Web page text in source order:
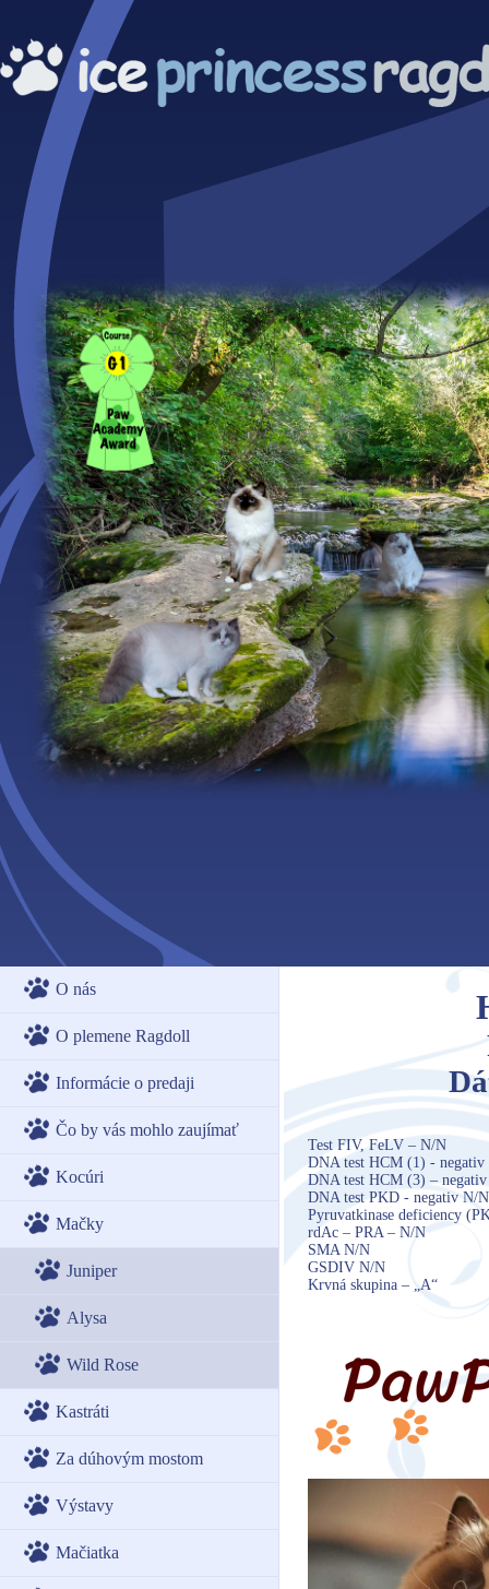
O nás
O plemene Ragdoll
Informácie o predaji
Čo by vás mohlo zaujímať
Kocúri
Mačky
Juniper
Alysa
Wild Rose
Kastráti
Za dúhovým mostom
Výstavy
Mačiatka
Test FIV, FeLV – N/N
DNA test HCM (1) - negativ
DNA test HCM (3) –
DNA test PKD - negativ N/N
Pyruvatkinase deficiency
rdAc – PRA – N/N
SMA N/N
GSDIV N/N
Krvná skupina – „A“